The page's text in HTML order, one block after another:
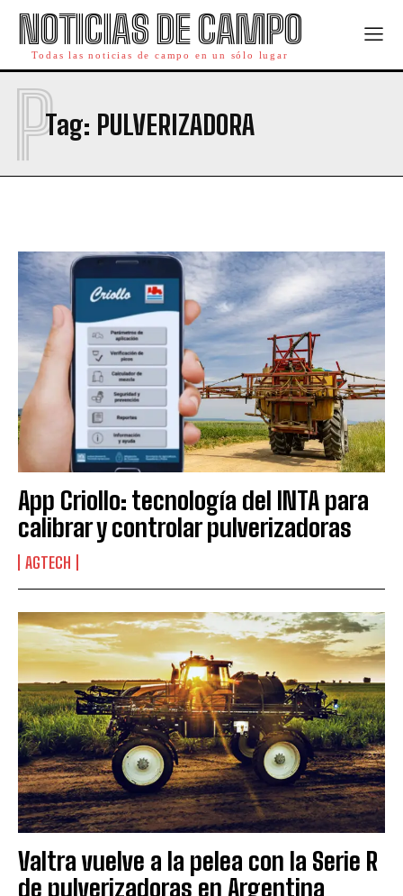
NOTICIAS DE CAMPO
Todas las noticias de campo en un sólo lugar
Tag: PULVERIZADORA
P
App Criollo: tecnología del INTA para
calibrar y controlar pulverizadoras
AGTECH
Valtra vuelve a la pelea con la Serie R
de pulverizadoras en Argentina